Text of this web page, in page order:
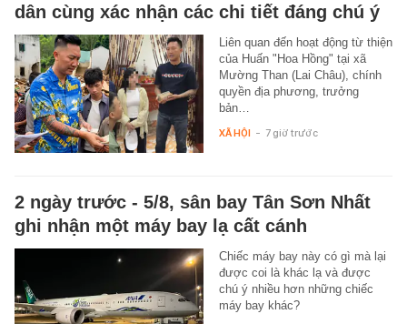
dân cùng xác nhận các chi tiết đáng chú ý
Liên quan đến hoạt động từ thiện
của Huấn "Hoa Hồng" tại xã
Mường Than (Lai Châu), chính
quyền địa phương, trưởng
bản…
XÃ HỘI - 7 giờ trước
2 ngày trước - 5/8, sân bay Tân Sơn Nhất
ghi nhận một máy bay lạ cất cánh
Chiếc máy bay này có gì mà lại
được coi là khác lạ và được
chú ý nhiều hơn những chiếc
máy bay khác?